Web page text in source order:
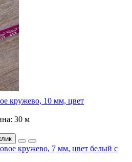
кружево, 10 мм, цвет
30 м